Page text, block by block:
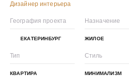
Дизайнер интерьера
География проекта
ЕКАТЕРИНБУРГ
Назначение
ЖИЛОЕ
Тип
КВАРТИРА
Стиль
МИНИМАЛИЗМ